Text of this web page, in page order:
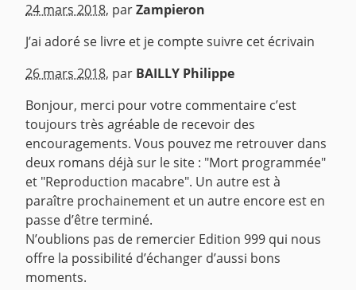
24 mars 2018, parZampieron
J’ai adoré se livre et je compte suivre cet écrivain
^
26 mars 2018, par BAILLY Philippe
Bonjour, merci pour votre commentaire c’est
toujours très agréable de recevoir des
encouragements. Vous pouvez me retrouver dans
deux romans déjà sur le site : "Mort programmée"
et "Reproduction macabre". Un autre est à
paraître prochainement et un autre encore est en
passe d’être terminé.
N’oublions pas de remercier Edition 999 qui nous
offre la possibilité d’échanger d’aussi bons
moments.